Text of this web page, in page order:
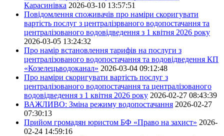
Карасинівка 2026-03-10 13:57:51
Повідомлення споживачів про наміри скоригувати
вартість послуг з централізрваного водопостачання та
централізованого водовідведення з 1 квітня 2026 року
2026-03-05 13:24:32
Про намір встановлення тарифів на послуги з
централізованого водопостачання та водовідведення КП
«Козелецьводоканал» 2026-03-04 09:12:48
Про наміри скоригувати вартість послуг з
централізованого водопостачання та централізованого
водовідведення з 1 квітня 2026 року 2026-02-27 08:43:39
ВАЖЛИВО: Зміна режиму водопостачання 2026-02-27
07:30:13
Прийом громадян юристом БФ «Право на захист» 2026-
02-24 14:59:16